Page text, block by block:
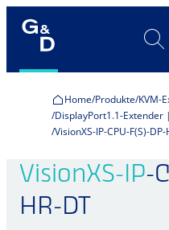
Home Produkte KVM-
DisplayPort1.1-Extender
VisionXS-IP-CPU-F(S)-DP-
VisionXS-IP-
HR-DT